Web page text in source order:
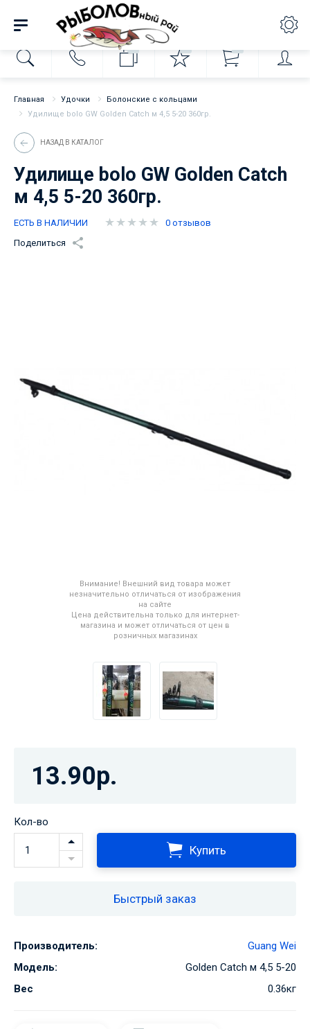
Главная Удочки
Болонские с кольцами
Удилище bolo GW Golden Catch м 4,5 5-20 360гр.
НАЗАД В КАТАЛОГ
Удилище bolo GW Golden Catch
м 4,5 5-20 360гр.
ЕСТЬ В НАЛИЧИИ
0 отзывов
Поделиться
Внимание! Внешний вид товара может
незначительно отличаться от изображения
на сайте
Цена действительна только для интернет-
магазина и может отличаться от цен в
розничных магазинах
13.90р.
Кол-во
Купить
Быстрый заказ
Производитель:
Guang Wei
Модель:
Golden Catch м 4,5 5-20
Вес
0.36кг